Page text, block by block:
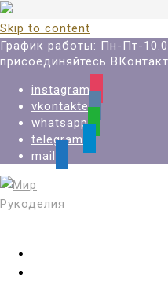
Skip to content
График работы: Пн-Пт-
присоединяйтесь
instagram
vkontakte
whatsapp
telegram
mail